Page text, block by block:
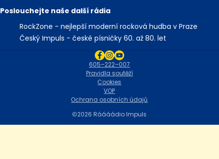
Poslouchejte naše další rádia
RockZone - nejlepší moderní rocková hudba v Praze
Český Impuls - české písničky 60. až 80. let
2026 Ráááádio Impuls
Ochrana osobních údajů
VOP
Cookies
Pravidla soutěží
605–222–007